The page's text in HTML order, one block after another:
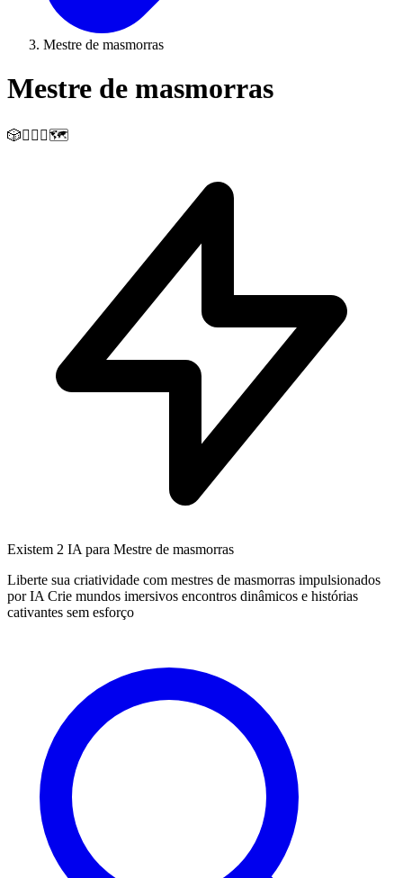
Mestre de masmorras
Mestre de masmorras
🎲🧙‍♂️⚔️🗺️
Existem 2 IA para Mestre de masmorras
Liberte sua criatividade com mestres de masmorras impulsionados
por IA Crie mundos imersivos encontros dinâmicos e histórias
cativantes sem esforço